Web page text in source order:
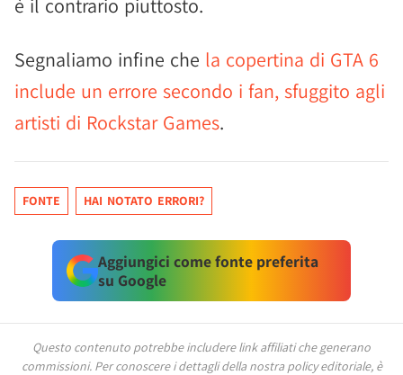
è il contrario piuttosto.
Segnaliamo infine che la copertina di GTA 6
include un errore secondo i fan, sfuggito agli
artisti di Rockstar Games.
FONTE HAI NOTATO ERRORI?
Aggiungici come fonte preferita
su Google
Questo contenuto potrebbe includere link affiliati che generano
commissioni. Per conoscere i dettagli della nostra policy editoriale, è